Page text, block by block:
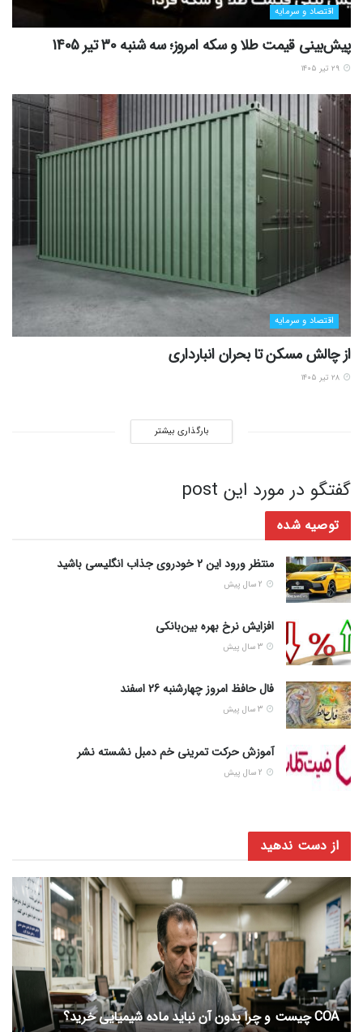
اقتصاد و سرمایه
پیش‌بینی قیمت طلا و سکه امروز؛ سه شنبه 30 تیر 1405
اقتصاد و سرمایه
از چالش مسکن تا بحران انبارداری
بارگذاری بیشتر
گفتگو در مورد این post
توصیه شده
منتظر ورود این 2 خودروی جذاب انگلیسی باشید
افزایش نرخ بهره بین‌بانکی
فال حافظ امروز چهارشنبه 26 اسفند
آموزش حرکت تمرینی خم دمبل نشسته نشر
از دست ندهید
COA چیست و چرا بدون آن نباید ماده شیمیایی خرید؟